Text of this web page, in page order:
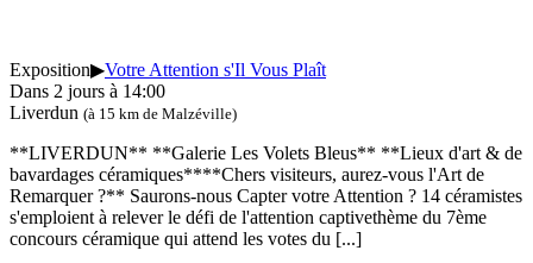
Exposition▶Votre Attention s'Il Vous Plaît
Dans 2 jours à 14:00
Liverdun (à 15 km de Malzéville)
**LIVERDUN** **Galerie Les Volets Bleus** **Lieux d'art & de
bavardages céramiques****Chers visiteurs, aurez-vous l'Art de
Remarquer ?** Saurons-nous Capter votre Attention ? 14 céramistes
s'emploient à relever le défi de l'attention captivethème du 7ème
concours céramique qui attend les votes du [...]